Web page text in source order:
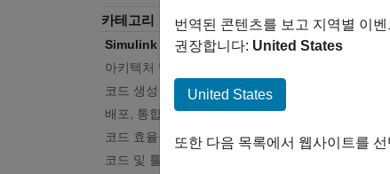
카테고리
Simulink Coder 시작하기
아키텍처 및 컴포넌트 설계
코드 생성
배포, 통합 및 지원되는 하드웨어
코드 효율성
코드 및 툴 사용자 지정
생
비
번역된 콘텐츠를 보고 지역별 이
권장합니다: United States
United States
또한 다음 목록에서 웹사이트를